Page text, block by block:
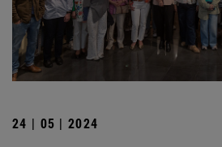
24 | 05 | 2024